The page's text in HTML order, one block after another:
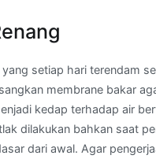
setiap hari terendam
membrane bakar
kedap terhadap air
dilakukan bahkan saat
dari awal. Agar